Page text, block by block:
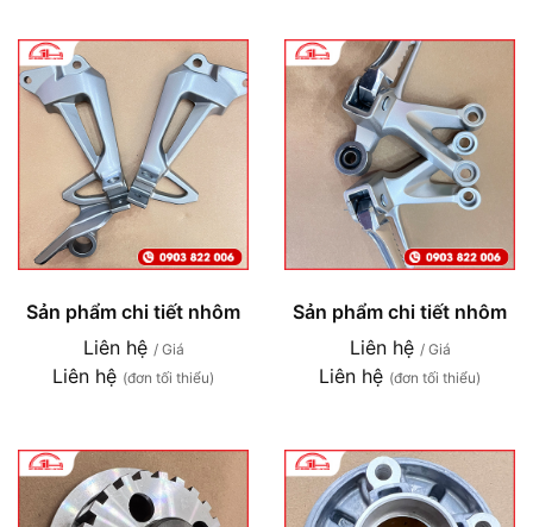
Sản phẩm chi tiết nhôm
Liên hệ / Giá
Liên hệ (đơn tối thiểu)
Sản phẩm chi tiết nhôm
Liên hệ / Giá
Liên hệ (đơn tối thiểu)